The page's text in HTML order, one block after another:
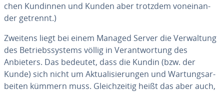
chen Kundinnen und Kunden aber trotzdem von­ein­an­
der getrennt.)
Zweitens liegt bei einem Managed Server die Ver­wal­tung
des Be­triebs­sys­tems völlig in Ver­ant­wor­tung des
Anbieters. Das bedeutet, dass die Kundin (bzw. der
Kunde) sich nicht um Ak­tua­li­sie­run­gen und War­tungs­ar­
bei­ten kümmern muss. Gleich­zei­tig heißt das aber auch,